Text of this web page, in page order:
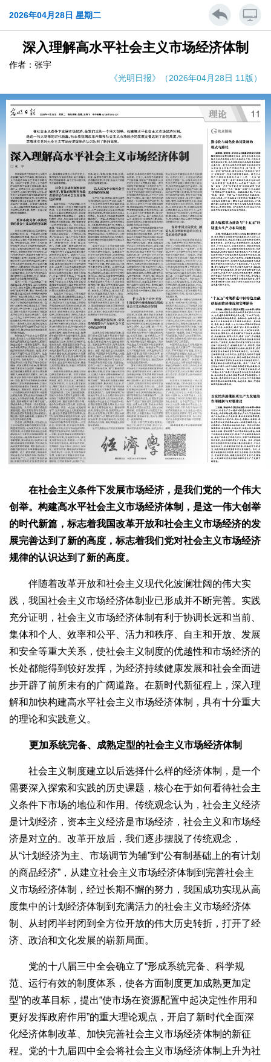
2026年04月28日 星期二
深入理解高水平社会主义市场经济体制
作者：张宇
《光明日报》（2026年04月28日 11版）
在社会主义条件下发展市场经济，是我们党的一个伟大
创举。构建高水平社会主义市场经济体制，是这一伟大创举
的时代新篇，标志着我国改革开放和社会主义市场经济的发
展完善达到了新的高度，标志着我们党对社会主义市场经济
规律的认识达到了新的高度。
伴随着改革开放和社会主义现代化波澜壮阔的伟大实
践，我国社会主义市场经济体制业已形成并不断完善。实践
充分证明，社会主义市场经济体制有利于协调长远和当前、
集体和个人、效率和公平、活力和秩序、自主和开放、发展
和安全等重大关系，使社会主义制度的优越性和市场经济的
长处都能得到较好发挥，为经济持续健康发展和社会全面进
步开辟了前所未有的广阔道路。在新时代新征程上，深入理
解和加快构建高水平社会主义市场经济体制，具有十分重大
的理论和实践意义。
更加系统完备、成熟定型的社会主义市场经济体制
社会主义制度建立以后选择什么样的经济体制，是一个
需要深入探索和实践的历史课题，核心在于如何看待社会主
义条件下市场的地位和作用。传统观念认为，社会主义经济
是计划经济，资本主义经济是市场经济，社会主义和市场经
济是对立的。改革开放后，我们逐步摆脱了传统观念，
从“计划经济为主、市场调节为辅”到“公有制基础上的有计划
的商品经济”，从建立社会主义市场经济体制到完善社会主
义市场经济体制，经过长期不懈的努力，我国成功实现从高
度集中的计划经济体制到充满活力的社会主义市场经济体
制、从封闭半封闭到全方位开放的伟大历史转折，打开了经
济、政治和文化发展的崭新局面。
党的十八届三中全会确立了“形成系统完备、科学规
范、运行有效的制度体系，使各方面制度更加成熟更加定
型”的改革目标，提出“使市场在资源配置中起决定性作用和
更好发挥政府作用”的重大理论观点，开启了新时代全面深
化经济体制改革、加快完善社会主义市场经济体制的新征
程。党的十九届四中全会将社会主义市场经济体制上升为社